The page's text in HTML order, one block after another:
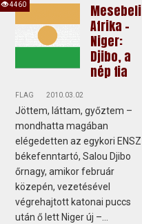
Mesebeli
Afrika -
Niger:
Djibo, a
nép fia
FLAG 2010.03.02
Jöttem, láttam, győztem –
mondhatta magában
elégedetten az egykori ENSZ
békefenntartó, Salou Djibo
őrnagy, amikor február
közepén, vezetésével
végrehajtott katonai puccs
után ő lett Niger új –...
4460